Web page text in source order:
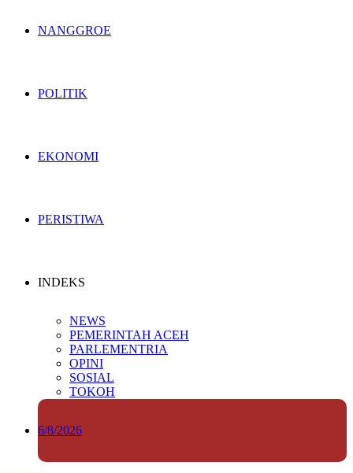
NANGGROE
POLITIK
EKONOMI
PERISTIWA
INDEKS
NEWS
PEMERINTAH ACEH
PARLEMENTRIA
OPINI
SOSIAL
TOKOH
6/8/2026